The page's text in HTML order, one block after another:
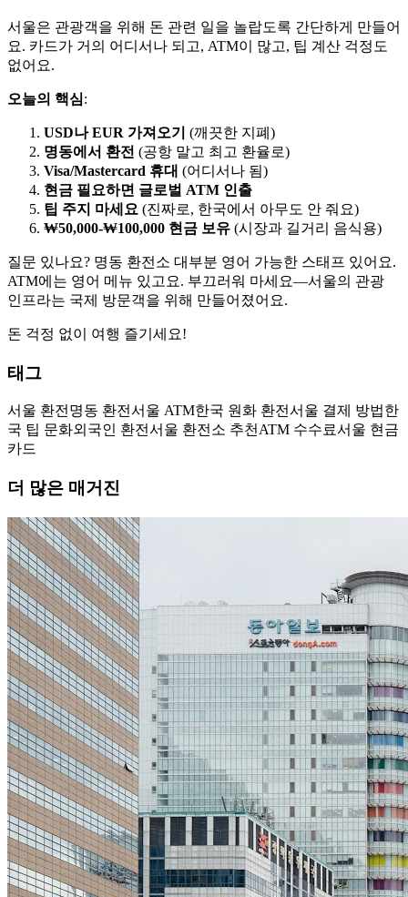
서울은 관광객을 위해 돈 관련 일을 놀랍도록 간단하게 만들어
요. 카드가 거의 어디서나 되고, ATM이 많고, 팁 계산 걱정도
없어요.
오늘의 핵심:
USD나 EUR 가져오기 (깨끗한 지폐)
명동에서 환전 (공항 말고 최고 환율로)
Visa/Mastercard 휴대 (어디서나 됨)
현금 필요하면 글로벌 ATM 인출
팁 주지 마세요 (진짜로, 한국에서 아무도 안 줘요)
₩50,000-₩100,000 현금 보유 (시장과 길거리 음식용)
질문 있나요? 명동 환전소 대부분 영어 가능한 스태프 있어요.
ATM에는 영어 메뉴 있고요. 부끄러워 마세요—서울의 관광
인프라는 국제 방문객을 위해 만들어졌어요.
돈 걱정 없이 여행 즐기세요!
태그
서울 환전 명동 환전서울 ATM한국 원화 환전서울 결제 방법한
국 팁 문화외국인 환전서울 환전소 추천 ATM 수수료서울 현금
카드
더 많은 매거진